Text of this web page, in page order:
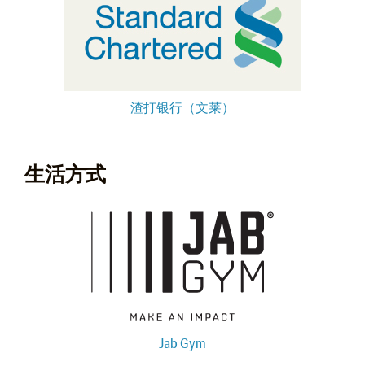
渣打银行（文莱）
生活方式
Jab Gym